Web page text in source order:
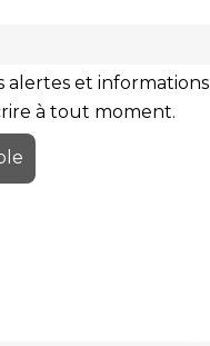
alertes et informations
à tout moment.